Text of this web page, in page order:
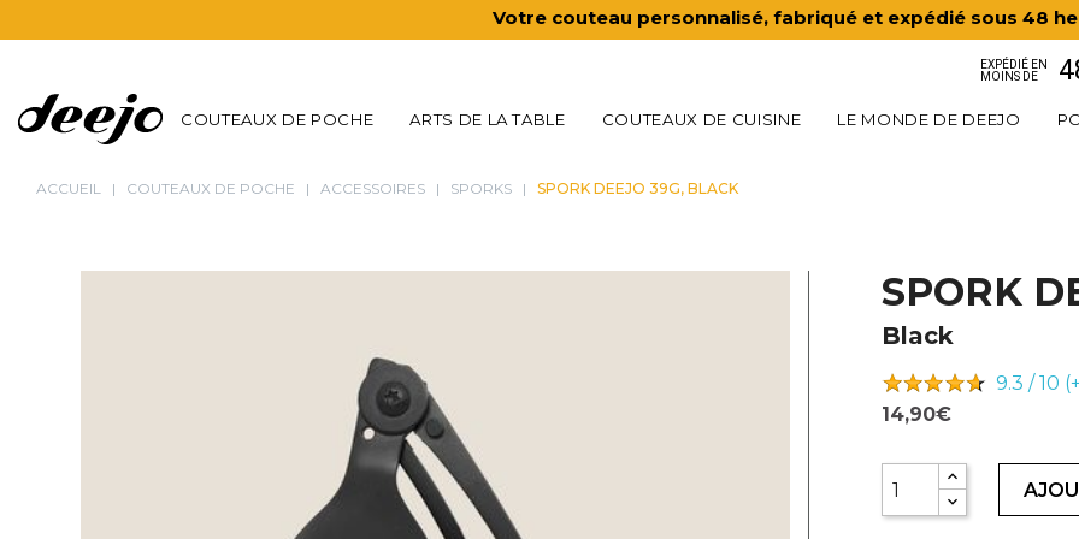
Votre couteau personnalisé, fabriqué et expédié sous 48
COUTEAUX DE POCHE ARTS DE LA TABLE COUTEAUX DE CUISINE LE MONDE DE DEEJO
EXPÉDIÉ EN
MOINS DE
ACCUEIL COUTEAUX DE POCHE ACCESSOIRES SPORKS SPORK DEEJO 39G, BLACK
SPORK
Black
9.3 / 10
14,90€